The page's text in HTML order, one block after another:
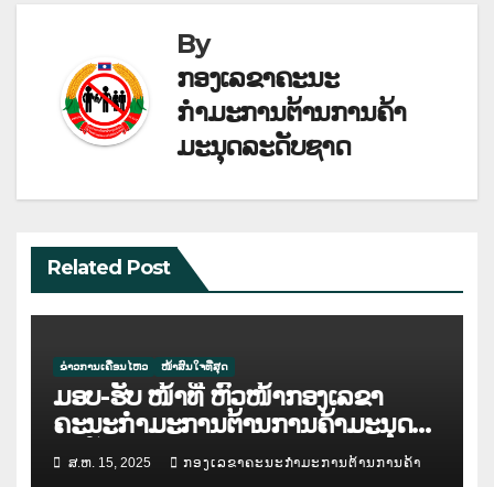
By
ກອງເລຂາຄະນະ
ກຳມະການຕ້ານການຄ້າ
ມະນຸດລະດັບຊາດ
Related Post
ຂ່າວການເຄື່ອນໄຫວ ໜ້າສົນໃຈທີ່ສຸດ
ມອບ-ຮັບ ໜ້າທີ່ ຫົວໜ້າກອງເລຂາ
ຄະນະກຳມະການຕ້ານການຄ້າມະນຸດ
ລະດັບຊາດ
ສ.ຫ. 15, 2025 ກອງເລຂາຄະນະກຳມະການຕ້ານການຄ້າ